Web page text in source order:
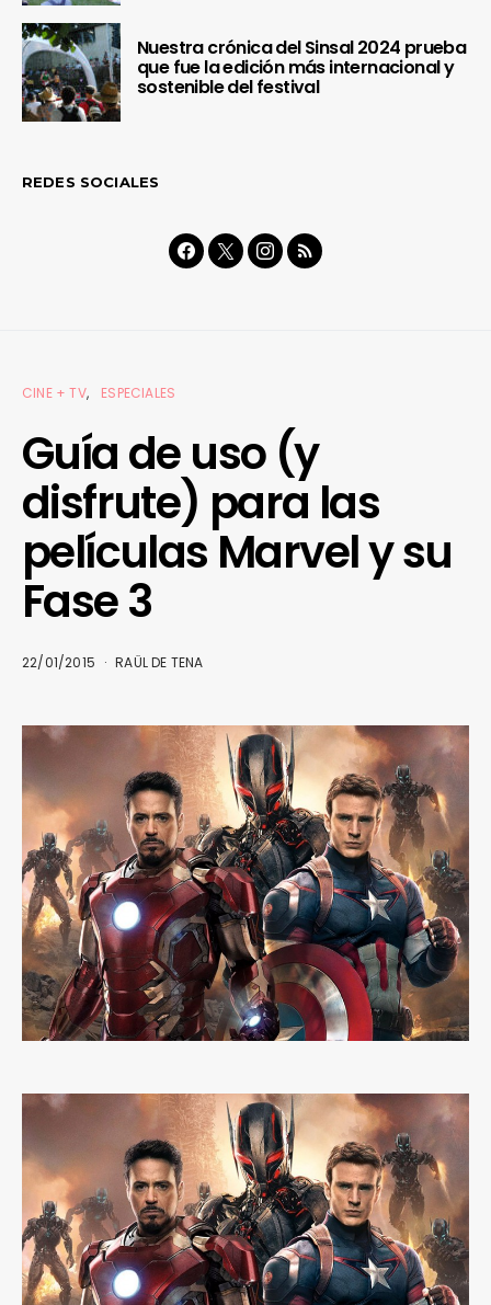
Nuestra crónica del Sinsal 2024 prueba
que fue la edición más internacional y
sostenible del festival
REDES SOCIALES
CINE + TV ESPECIALES
Guía de uso (y
disfrute) para las
películas Marvel y su
Fase 3
22/01/2015 RAÜL DE TENA